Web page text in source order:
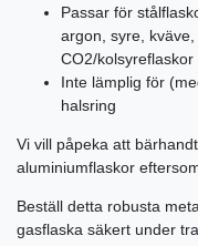
Passar för
argon, syre,
CO2/
Inte lämplig för
halsring
Vi vill påpeka att
aluminiumflaskor
Beställ detta robusta
gasflaska säkert under